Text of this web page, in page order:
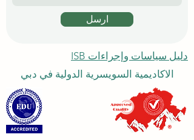
ارسل
دليل سياسات وإجراءات ISB
الاكاديمية السويسرية الدولية في دبي